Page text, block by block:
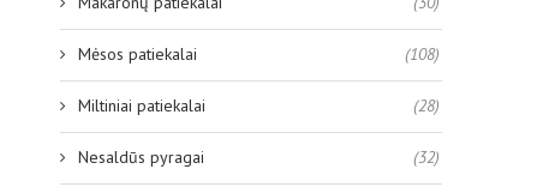
Mėsos patiekalai (108)
Miltiniai patiekalai (28)
Nesaldūs pyragai (32)